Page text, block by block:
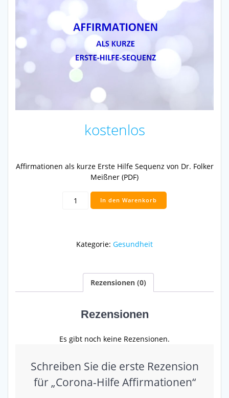
kostenlos
Affirmationen als kurze Erste Hilfe Sequenz von Dr. Folker
Meißner (PDF)
Corona-
Hilfe
In den Warenkorb
Kategorie: Gesundheit
Rezensionen (0)
Rezensionen
Es gibt noch keine Rezensionen.
Schreiben Sie die erste Rezension
für „Corona-Hilfe Affirmationen“